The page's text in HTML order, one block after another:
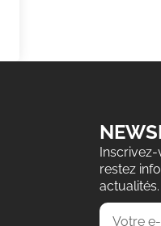
restez
actualités.